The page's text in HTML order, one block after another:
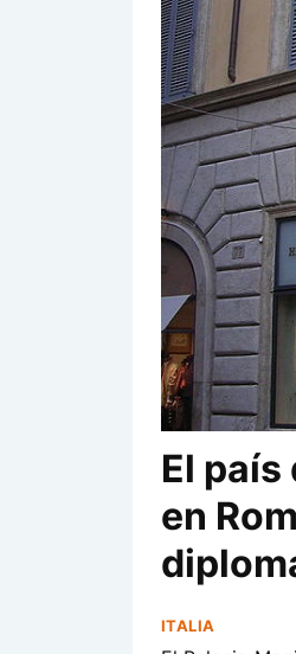
El
en
ITALIA